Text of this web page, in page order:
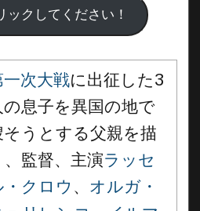
一次大戦に出征した3
の息子を異国の地で
そうとする父親を描
、監督、主演ラッセ
・クロウ 、 オルガ・